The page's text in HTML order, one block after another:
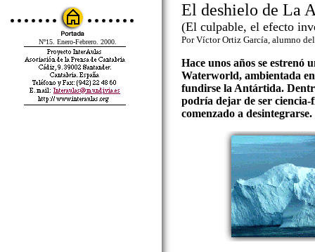
Nº15. Enero-Febrero. 2000.
El deshielo de La
(El culpable, el efecto
Por Víctor Ortiz García, alumno
Hace unos años se estrenó
Waterworld, ambientada
fundirse la Antártida.
podría dejar de ser
comenzado a desintegrarse.